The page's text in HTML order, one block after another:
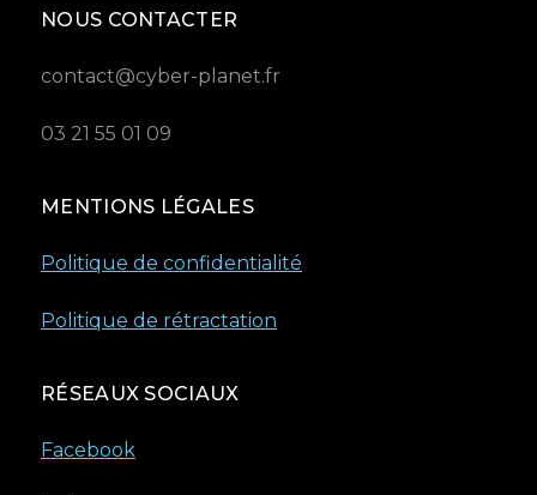
NOUS CONTACTER
contact@cyber-planet.fr
03 21 55 01 09
MENTIONS LÉGALES
Politique de confidentialité
Politique de rétractation
RÉSEAUX SOCIAUX
Facebook